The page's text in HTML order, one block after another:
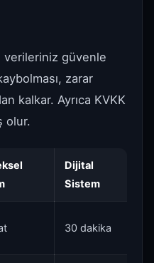
verileriniz güvenle
zarar
kalkar. Ayrıca KVKK
olur.
Dijital
Sistem
30 dakika